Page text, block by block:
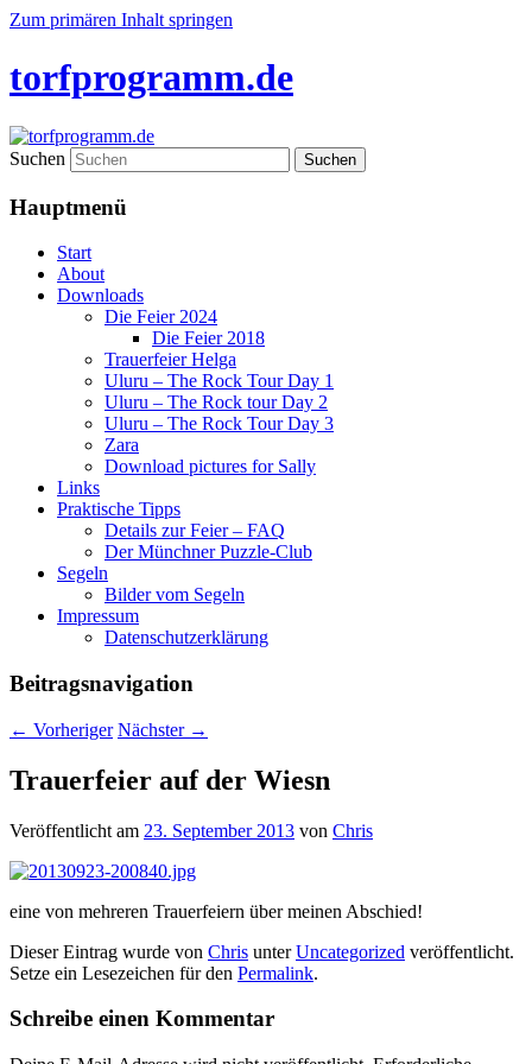
Zum primären Inhalt springen
torfprogramm.de
Suchen
Hauptmenü
Start
About
Downloads
Die Feier 2024
Die Feier 2018
Trauerfeier Helga
Uluru – The Rock Tour Day 1
Uluru – The Rock tour Day 2
Uluru – The Rock Tour Day 3
Zara
Download pictures for Sally
Links
Praktische Tipps
Details zur Feier – FAQ
Der Münchner Puzzle-Club
Segeln
Bilder vom Segeln
Impressum
Datenschutz­erklärung
Beitragsnavigation
← Vorheriger Nächster →
Trauerfeier auf der Wiesn
Veröffentlicht am 23. September 2013 von Chris
eine von mehreren Trauerfeiern über meinen Abschied!
Dieser Eintrag wurde von Chris unterUncategorized veröffentlicht.
Setze ein Lesezeichen für den Permalink.
Schreibe einen Kommentar